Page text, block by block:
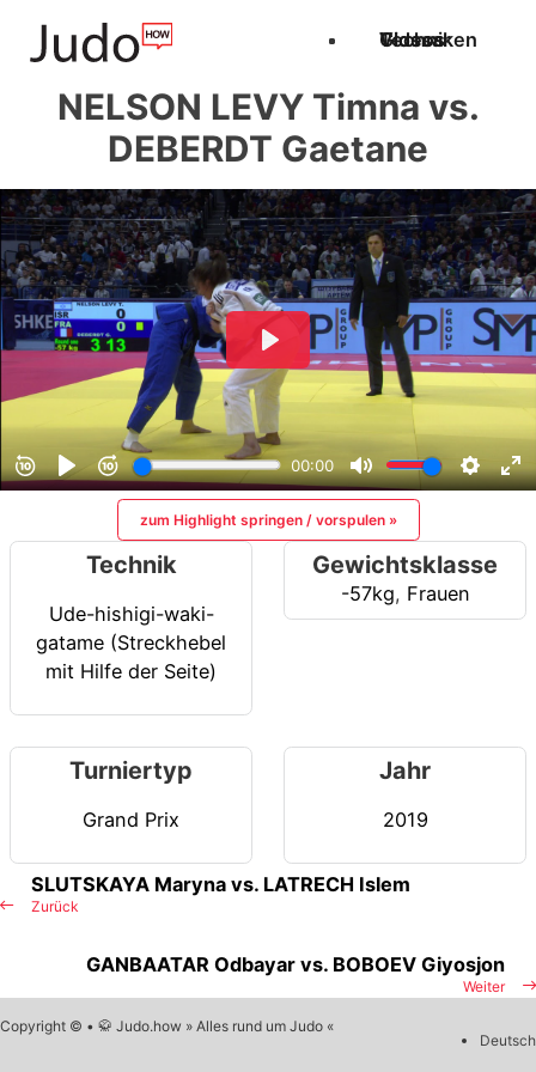
Techniken
Videos
Glossar
NELSON LEVY Timna vs.
DEBERDT Gaetane
zum Highlight springen / vorspulen »
Technik
Ude-hishigi-waki-
gatame (Streckhebel
mit Hilfe der Seite)
Gewichtsklasse
-57kg, Frauen
Turniertyp
Grand Prix
Jahr
2019
Zurück
SLUTSKAYA Maryna vs. LATRECH Islem
Weiter
GANBAATAR Odbayar vs. BOBOEV Giyosjon
Copyright © • 🥋 Judo.how » Alles rund um Judo «
Deutsch